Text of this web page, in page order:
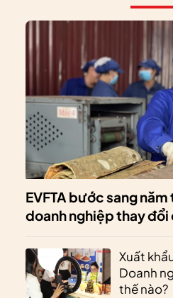
EVFTA bước sang
doanh nghiệp thay đổi
Xuất
Doanh
thế nào?